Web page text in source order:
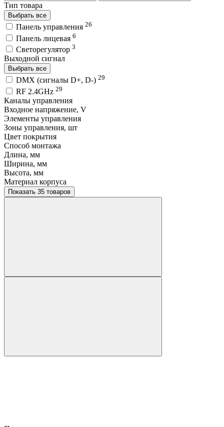
Тип товара
Выбрать все
Панель управления 26
Панель лицевая 6
Светорегулятор 3
Выходной сигнал
Выбрать все
DMX (сигналы D+, D-) 29
RF 2.4GHz 29
Каналы управления
Входное напряжение, V
Элементы управления
Зоны управления, шт
Цвет покрытия
Способ монтажа
Длина, мм
Ширина, мм
Высота, мм
Материал корпуса
Показать 35 товаров